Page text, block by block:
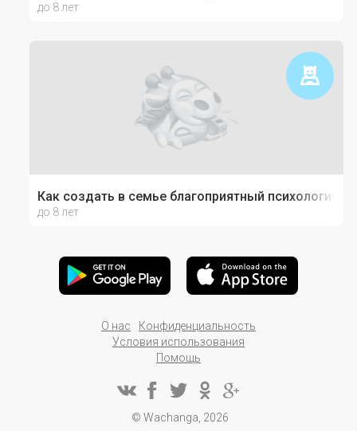
до 8 лет
Как создать в семье благоприятный
до 8 лет
© Wachanga, 2026
О нас
Конфиденциальность
Условия использования
Помощь